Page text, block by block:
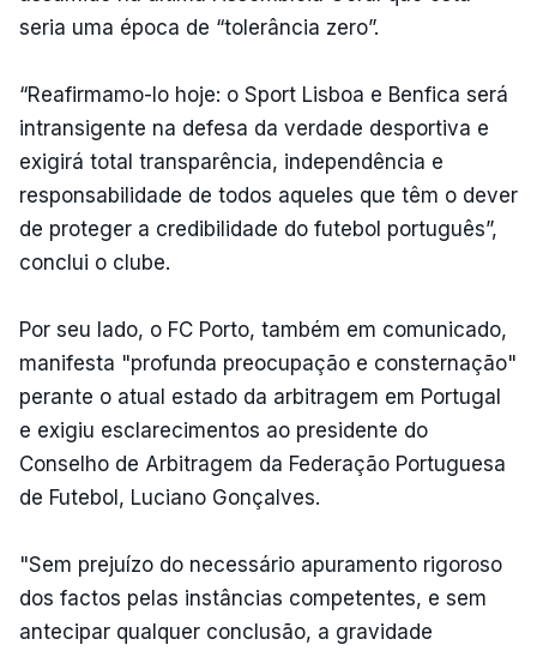
seria uma época de “tolerância zero”.
“Reafirmamo-lo hoje: o Sport Lisboa e Benfica será
intransigente na defesa da verdade desportiva e
exigirá total transparência, independência e
responsabilidade de todos aqueles que têm o dever
de proteger a credibilidade do futebol português”,
conclui o clube.
Por seu lado, o FC Porto, também em comunicado,
manifesta "profunda preocupação e consternação"
perante o atual estado da arbitragem em Portugal
e exigiu esclarecimentos ao presidente do
Conselho de Arbitragem da Federação Portuguesa
de Futebol, Luciano Gonçalves.
"Sem prejuízo do necessário apuramento rigoroso
dos factos pelas instâncias competentes, e sem
antecipar qualquer conclusão, a gravidade